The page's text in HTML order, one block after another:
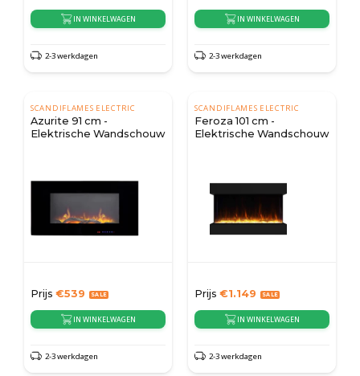
IN WINKELWAGEN
2-3 werkdagen
IN WINKELWAGEN
2-3 werkdagen
SCANDIFLAMES ELECTRIC
Azurite 91 cm -
Elektrische Wandschouw
Prijs €539
IN WINKELWAGEN
2-3 werkdagen
SCANDIFLAMES ELECTRIC
Feroza 101 cm -
Elektrische Wandschouw
Prijs €1.149
IN WINKELWAGEN
2-3 werkdagen